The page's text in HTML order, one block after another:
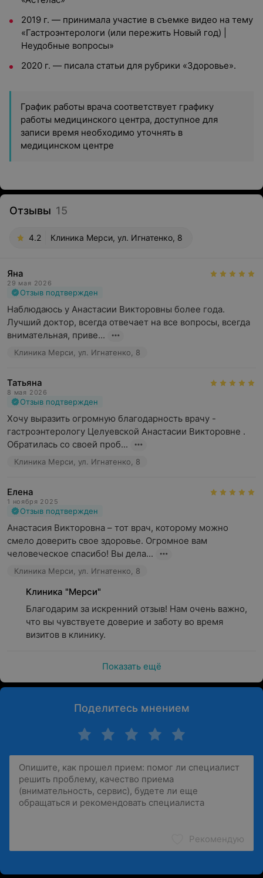
2019 г. — принимала участие в съемке видео на тему
«Гастроэнтерологи (или пережить Новый год) |
Неудобные вопросы»
2020 г. — писала статьи для рубрики «Здоровье».
График работы врача соответствует графику
работы медицинского центра, доступное для
записи время необходимо уточнять в
медицинском центре
Отзывы 15
4.2 Клиника Мерси, ул. Игнатенко, 8
Яна
29 мая 2026
Отзыв подтвержден
Наблюдаюсь у Анастасии Викторовны более года.
Лучший доктор, всегда отвечает на все вопросы, всегда
внимательная, приве...
Клиника Мерси, ул. Игнатенко, 8
Татьяна
8 мая 2026
Отзыв подтвержден
Хочу выразить огромную благодарность врачу -
гастроэнтерологу Целуевской Анастасии Викторовне .
Обратилась со своей проб...
Клиника Мерси, ул. Игнатенко, 8
Елена
1 ноября 2025
Отзыв подтвержден
Анастасия Викторовна – тот врач, которому можно
смело доверить свое здоровье. Огромное вам
человеческое спасибо! Вы дела...
Клиника Мерси, ул. Игнатенко, 8
Клиника "Мерси"
Благодарим за искренний отзыв! Нам очень важно,
что вы чувствуете доверие и заботу во время
визитов в клинику.
Показать ещё
Поделитесь мнением
Рекомендую